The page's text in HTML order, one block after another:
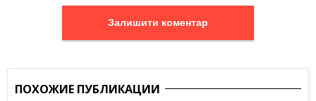
Залишити коментар
ПОХОЖИЕ ПУБЛИКАЦИИ